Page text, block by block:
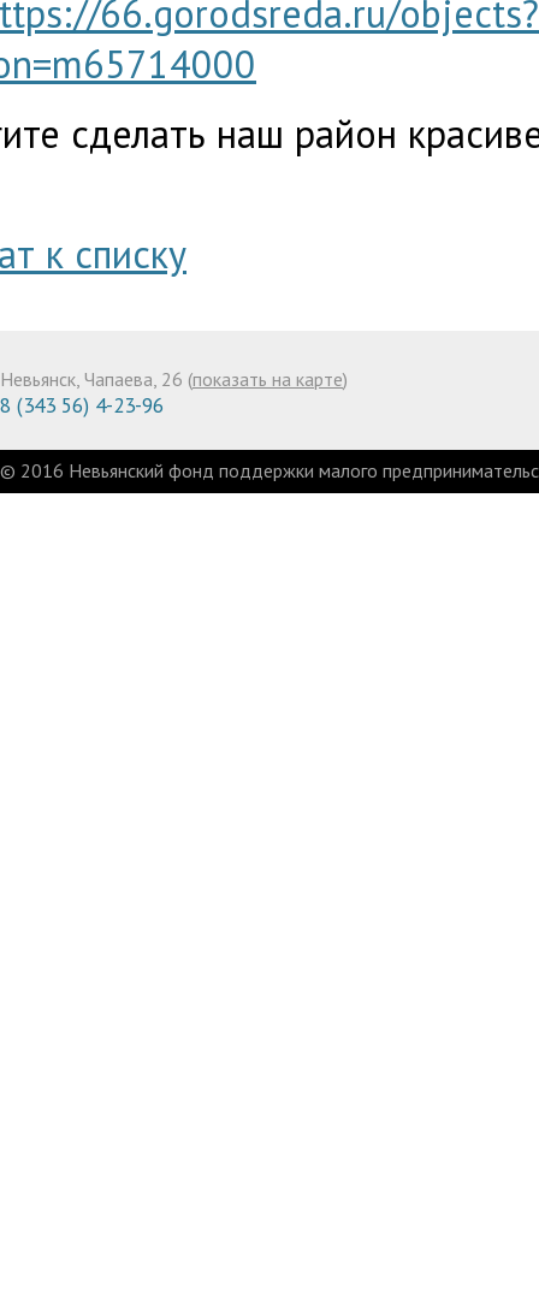
66.gorodsreda.ru/objects?
сделать наш район
к списку
Невьянск, Чапаева, 26 (показать на карте)
8 (343 56) 4-23-96
© 2016 Невьянский фонд поддержки малого